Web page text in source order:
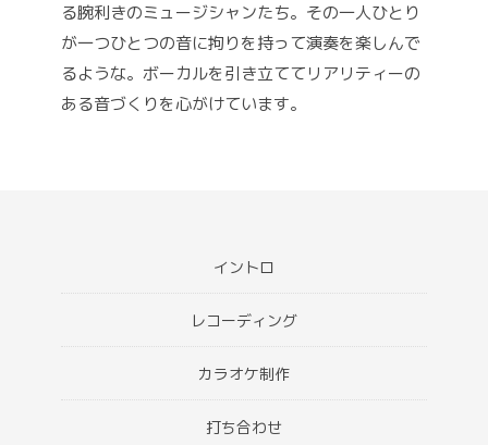
る腕利きのミュージシャンたち。その一人ひとり
が一つひとつの音に拘りを持って演奏を楽しんで
るような。ボーカルを引き立ててリアリティーの
ある音づくりを心がけています。
イントロ
レコーディング
カラオケ制作
打ち合わせ